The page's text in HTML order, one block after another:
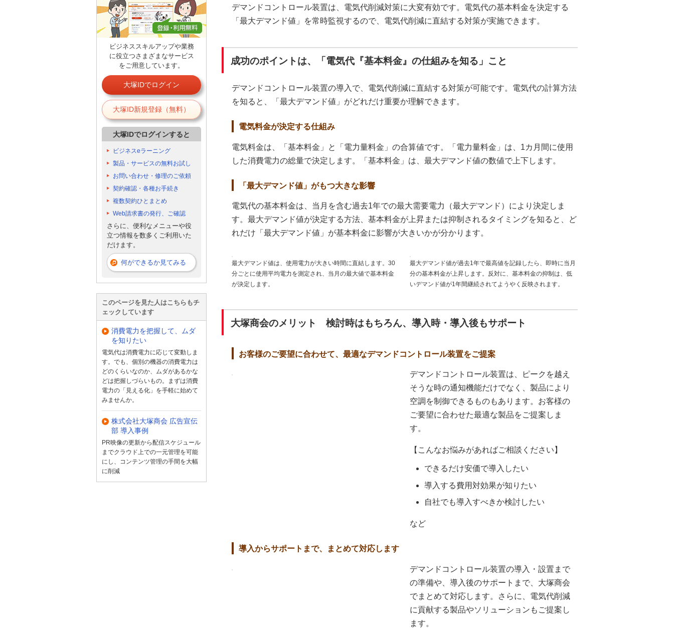
デマンドコントロール装置は、電気代削減対策に大変有効です。電気代の基本料金を決定する
「最大デマンド値」を常時監視するので、電気代削減に直結する対策が実施できます。
成功のポイントは、「電気代『基本料金』の仕組みを知る」こと
デマンドコントロール装置の導入で、電気代削減に直結する対策が可能です。電気代の計算方法
を知ると、「最大デマンド値」がどれだけ重要か理解できます。
電気料金が決定する仕組み
電気料金は、「基本料金」と「電力量料金」の合算値です。「電力量料金」は、1カ月間に使用
した消費電力の総量で決定します。「基本料金」は、最大デマンド値の数値で上下します。
「最大デマンド値」がもつ大きな影響
電気代の基本料金は、当月を含む過去1年での最大需要電力（最大デマンド）により決定しま
す。最大デマンド値が決定する方法、基本料金が上昇または抑制されるタイミングを知ると、ど
れだけ「最大デマンド値」が基本料金に影響が大きいかが分かります。
最大デマンド値は、使用電力が大きい時間に直結します。30
分ごとに使用平均電力を測定され、当月の最大値で基本料金
が決定します。
最大デマンド値が過去1年で最高値を記録したら、即時に当月
分の基本料金が上昇します。反対に、基本料金の抑制は、低
いデマンド値が1年間継続されてようやく反映されます。
大塚商会のメリット 検討時はもちろん、導入時・導入後もサポート
お客様のご要望に合わせて、最適なデマンドコントロール装置をご提案
デマンドコントロール装置は、ピークを越え
そうな時の通知機能だけでなく、製品により
空調を制御できるものもあります。お客様の
ご要望に合わせた最適な製品をご提案しま
す。
【こんなお悩みがあればご相談ください】
できるだけ安価で導入したい
導入する費用対効果が知りたい
自社でも導入すべきか検討したい
など
導入からサポートまで、まとめて対応します
デマンドコントロール装置の導入・設置まで
の準備や、導入後のサポートまで、大塚商会
でまとめて対応します。さらに、電気代削減
に貢献する製品やソリューションもご提案し
ます。
ビジネススキルアップや業務
に役立つさまざまなサービス
をご用意しています。
大塚IDでログイン
大塚ID新規登録（無料）
大塚IDでログインすると
ビジネスeラーニング
製品・サービスの無料お試し
お問い合わせ・修理のご依頼
契約確認・各種お手続き
複数契約ひとまとめ
Web請求書の発行、ご確認
さらに、便利なメニューや役
立つ情報を数多くご利用いた
だけます。
何ができるか見てみる
このページを見た人はこちらもチ
ェックしています
消費電力を把握して、ムダ
を知りたい
電気代は消費電力に応じて変動しま
す。でも、個別の機器の消費電力は
どのくらいなのか、ムダがあるかな
どは把握しづらいもの。まずは消費
電力の「見える化」を手軽に始めて
みませんか。
株式会社大塚商会 広告宣伝
部 導入事例
PR映像の更新から配信スケジュール
までクラウド上での一元管理を可能
にし、コンテンツ管理の手間を大幅
に削減